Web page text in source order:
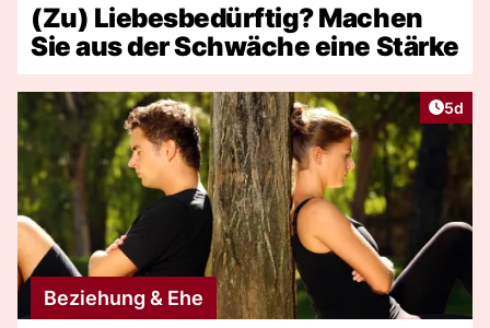
(Zu) Liebesbedürftig? Machen
Sie aus der Schwäche eine Stärke
5d
Beziehung & Ehe